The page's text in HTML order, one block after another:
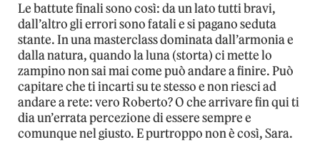
Le battute finali sono così: da un lato tutti bravi,
dall’altro gli errori sono fatali e si pagano seduta
stante. In una masterclass dominata dall’armonia e
dalla natura, quando la luna (storta) ci mette lo
zampino non sai mai come può andare a finire. Può
capitare che ti incarti su te stesso e non riesci ad
andare a rete: vero Roberto? O che arrivare fin qui ti
dia un’errata percezione di essere sempre e
comunque nel giusto. E purtroppo non è così, Sara.